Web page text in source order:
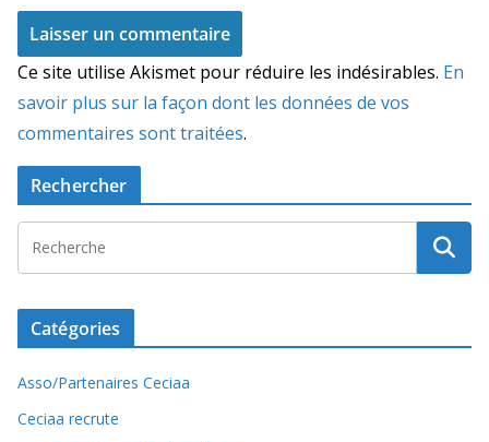
Ce site utilise Akismet pour réduire les indésirables. En
savoir plus sur la façon dont les données de vos
commentaires sont traitées.
Rechercher
Catégories
Asso/Partenaires Ceciaa
Ceciaa recrute